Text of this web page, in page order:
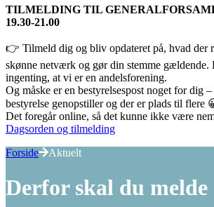
TILMELDING TIL
19.30-21.00
👉 Tilmeld dig og bliv opdateret på, hvad der
skønne netværk og gør din stemme gældende.
ingenting, at vi er en andelsforening.
Og måske er en bestyrelsespost noget for dig
bestyrelse genopstiller og der er plads til flere
Det foregår online, så det kunne ikke være
Dagsorden og tilmelding
Forside
Aktuelt
Derfor skal du